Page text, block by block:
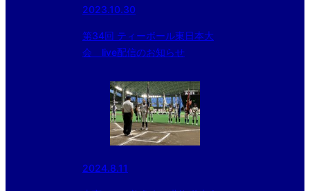
2023.10.30
第34回 ティーボール東日本大
会 live配信のお知らせ
2024.8.11